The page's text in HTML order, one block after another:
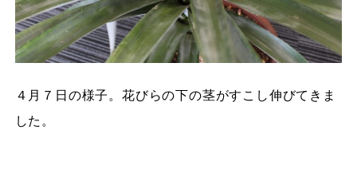
４月７日の様子。花びらの下の茎がすこし伸びてきま
した。